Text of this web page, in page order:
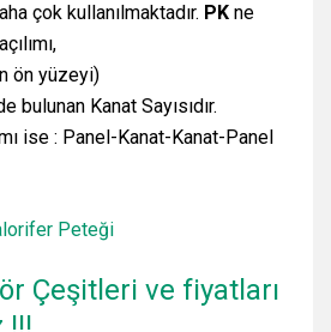
çok kullanılmaktadır. PK ne
ön yüzeyi)
bulunan Kanat Sayısıdır.
ise : Panel-Kanat-Kanat-Panel
Çeşitleri ve fiyatları